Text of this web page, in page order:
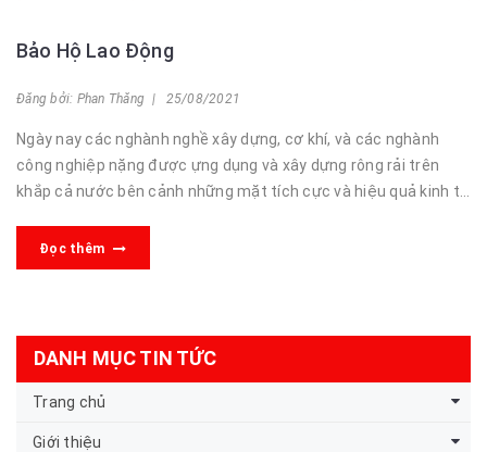
Bảo Hộ Lao Động
Đăng bởi: Phan Thăng | 25/08/2021
Ngày nay các nghành nghề xây dựng, cơ khí, và các nghành
công nghiệp nặng được ựng dụng và xây dựng rông rải trên
khắp cả nước bên cảnh những mặt tích cực và hiệu quả kinh tế
Đọc thêm
DANH MỤC TIN TỨC
Trang chủ
Giới thiệu